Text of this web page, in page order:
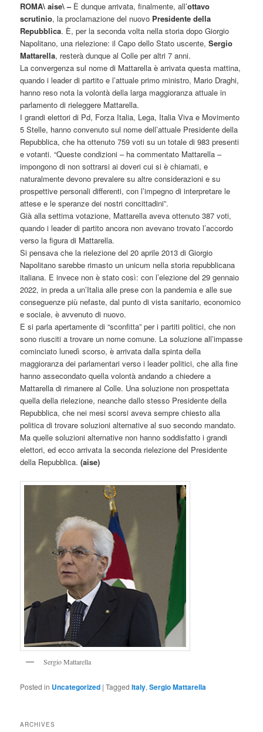
ROMA\ aise\ – È dunque arrivata, finalmente, all’ottavo
scrutinio, la proclamazione del nuovo Presidente della
Repubblica. È, per la seconda volta nella storia dopo Giorgio
Napolitano, una rielezione: il Capo dello Stato uscente,Sergio
Mattarella, resterà dunque al Colle per altri 7 anni.
La convergenza sul nome di Mattarella è arrivata questa mattina,
quando i leader di partito e l’attuale primo ministro, Mario Draghi,
hanno reso nota la volontà della larga maggioranza attuale in
parlamento di rieleggere Mattarella.
I grandi elettori di Pd, Forza Italia, Lega, Italia Viva e Movimento
5 Stelle, hanno convenuto sul nome dell’attuale Presidente della
Repubblica, che ha ottenuto 759 voti su un totale di 983 presenti
e votanti. “Queste condizioni – ha commentato Mattarella –
impongono di non sottrarsi ai doveri cui si è chiamati, e
naturalmente devono prevalere su altre considerazioni e su
prospettive personali differenti, con l’impegno di interpretare le
attese e le speranze dei nostri concittadini”.
Già alla settima votazione, Mattarella aveva ottenuto 387 voti,
quando i leader di partito ancora non avevano trovato l’accordo
verso la figura di Mattarella.
Si pensava che la rielezione del 20 aprile 2013 di Giorgio
Napolitano sarebbe rimasto un unicum nella storia repubblicana
italiana. E invece non è stato così: con l’elezione del 29 gennaio
2022, in preda a un’Italia alle prese con la pandemia e alle sue
conseguenze più nefaste, dal punto di vista sanitario, economico
e sociale, è avvenuto di nuovo.
E si parla apertamente di “sconfitta” per i partiti politici, che non
sono riusciti a trovare un nome comune. La soluzione all’impasse
cominciato lunedì scorso, è arrivata dalla spinta della
maggioranza dei parlamentari verso i leader politici, che alla fine
hanno assecondato quella volontà andando a chiedere a
Mattarella di rimanere al Colle. Una soluzione non prospettata
quella della rielezione, neanche dallo stesso Presidente della
Repubblica, che nei mesi scorsi aveva sempre chiesto alla
politica di trovare soluzioni alternative al suo secondo mandato.
Ma quelle soluzioni alternative non hanno soddisfatto i grandi
elettori, ed ecco arrivata la seconda rielezione del Presidente
della Repubblica.(aise)
Sergio Mattarella
Posted in Uncategorized |Tagged Italy,Sergio Mattarella
ARCHIVES